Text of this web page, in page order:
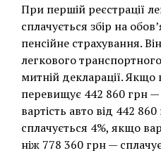
При першій реєстрації
сплачується збір на
пенсійне страхування.
легкового
митній декларації. Якщо
перевищує 442 860 грн
вартість авто від 442
сплачується 4%, якщо
ніж 778 360 грн —